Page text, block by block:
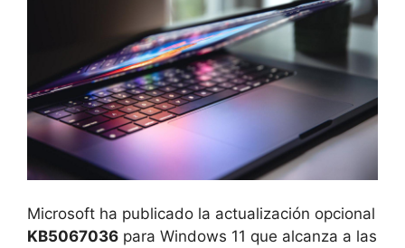
Microsoft ha publicado la actualización opcional
KB5067036 para Windows 11 que alcanza a las